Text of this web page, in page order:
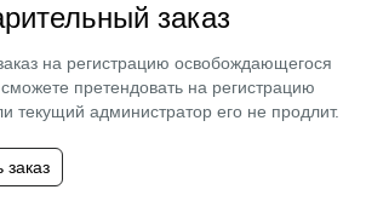
заказ
на регистрацию освобождающегося
претендовать на регистрацию
текущий администратор его не продлит.